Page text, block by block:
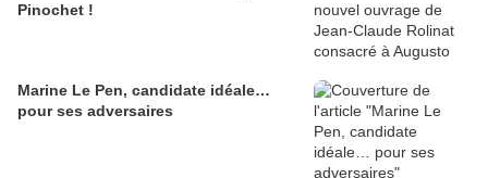
Pinochet !
Marine Le Pen, candidate idéale…
pour ses adversaires